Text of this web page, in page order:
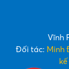
Vĩnh
Đối tác: Minh